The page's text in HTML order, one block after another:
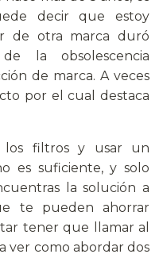
decir que estoy
de otra marca duró
la obsolescencia
de marca. A veces
por el cual destaca
los filtros y usar un
es suficiente, y solo
la solución a
te pueden ahorrar
tener que llamar al
ver como abordar dos